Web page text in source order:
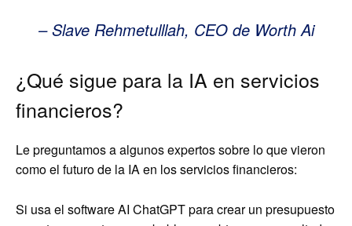
– Slave Rehmetulllah, CEO de Worth Ai
¿Qué sigue para la IA en servicios
financieros?
Le preguntamos a algunos expertos sobre lo que vieron
como el futuro de la IA en los servicios financieros:
Si usa el software AI ChatGPT para crear un presupuesto